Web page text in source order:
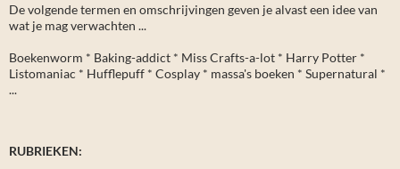
De volgende termen en omschrijvingen geven je alvast een idee van
wat je mag verwachten ...
Boekenworm * Baking-addict * Miss Crafts-a-lot * Harry Potter *
Listomaniac * Hufflepuff * Cosplay * massa's boeken * Supernatural *
...
RUBRIEKEN: